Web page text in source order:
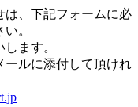
は、下記フォームに必
。
ます。
ルに添付して頂けれ